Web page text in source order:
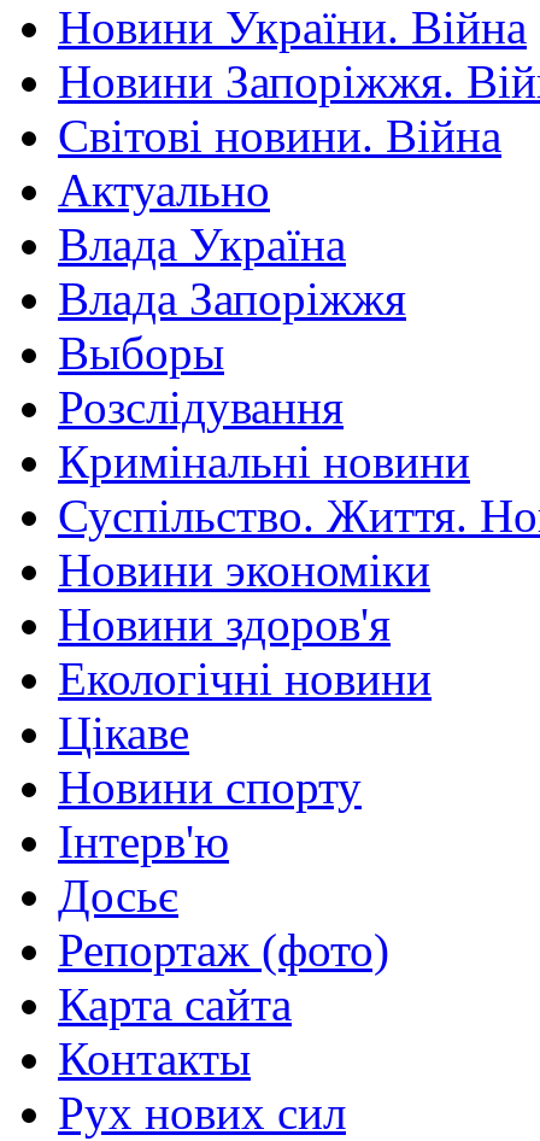
Новини України. Війна
Новини Запоріжжя.
Світові новини. Війна
Актуально
Влада Україна
Влада Запоріжжя
Выборы
Розслідування
Кримінальні новини
Суспільство. Життя.
Новини экономіки
Новини здоров'я
Екологічні новини
Цікаве
Новини спорту
Інтерв'ю
Досьє
Репортаж (фото)
Карта сайта
Контакты
Рух нових сил